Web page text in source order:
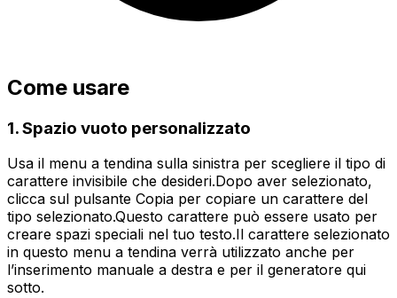
Come usare
1. Spazio vuoto personalizzato
Usa il menu a tendina sulla sinistra per scegliere il tipo di
carattere invisibile che desideri.Dopo aver selezionato,
clicca sul pulsante Copia per copiare un carattere del
tipo selezionato.Questo carattere può essere usato per
creare spazi speciali nel tuo testo.Il carattere selezionato
in questo menu a tendina verrà utilizzato anche per
l’inserimento manuale a destra e per il generatore qui
sotto.